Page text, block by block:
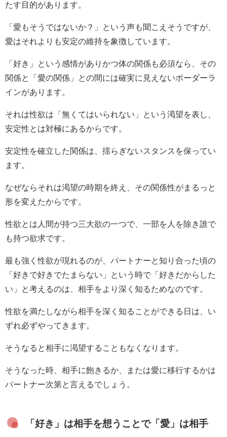
たす目的があります。
「愛もそうではないか？」という声も聞こえそうですが、
愛はそれよりも安定の維持を象徴しています。
「好き」という感情がありかつ体の関係も必須なら、その
関係と「愛の関係」との間には確実に見えないボーダーラ
インがあります。
それは性欲は「無くてはいられない」という渇望を表し、
安定性とは対極にあるからです。
安定性を確立した関係は、揺らぎないスタンスを保ってい
ます。
なぜならそれは渇望の時期を終え、その関係性がまるっと
形を変えたからです。
性欲とは人間が持つ三大欲の一つで、一部を人を除き誰で
も持つ欲求です。
最も強く性欲が現れるのが、パートナーと知り合った頃の
「好きで好きでたまらない」という時で「好きだからした
い」と考えるのは、相手をより深く知るためなのです。
性欲を満たしながら相手を深く知ることができる日は、い
ずれ必ずやってきます。
そうなると相手に渇望することもなくなります。
そうなった時、相手に飽きるか、または愛に移行するかは
パートナー次第と言えるでしょう。
「好き」は相手を想うことで「愛」は相手